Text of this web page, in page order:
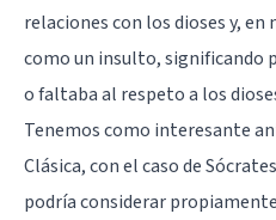
relaciones con los dioses y, en
como un insulto, significando
o faltaba al respeto a los
Tenemos como interesante
Clásica, con el caso de
podría considerar